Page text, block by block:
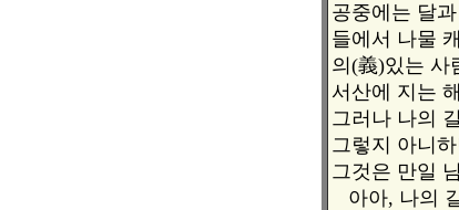
공중에는 달
들에서 나물
의(義)있는 사
서산에 지는
그러나 나의
그렇지 아니
그것은 만일
아아, 나의